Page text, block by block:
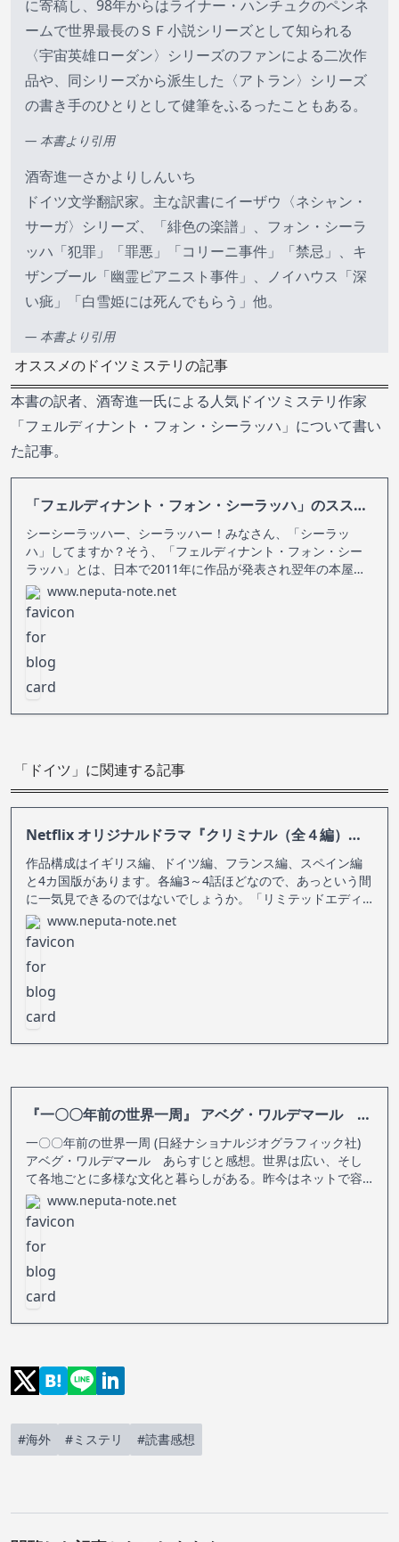
に寄稿し、98年からはライナー・ハンチュクのペンネ
ームで世界最長のＳＦ小説シリーズとして知られる
〈宇宙英雄ローダン〉シリーズのファンによる二次作
品や、同シリーズから派生した〈アトラン〉シリーズ
の書き手のひとりとして健筆をふるったこともある。
— 本書より引用
酒寄進一さかよりしんいち
ドイツ文学翻訳家。主な訳書にイーザウ〈ネシャン・
サーガ〉シリーズ、「緋色の楽譜」、フォン・シーラ
ッハ「犯罪」「罪悪」「コリーニ事件」「禁忌」、キ
ザンブール「幽霊ピアニスト事件」、ノイハウス「深
い疵」「白雪姫には死んでもらう」他。
— 本書より引用
オススメのドイツミステリの記事
本書の訳者、酒寄進一氏による人気ドイツミステリ作家
「フェルディナント・フォン・シーラッハ」について書い
た記事。
「フェルディナント・フォン・シーラッハ」のススメ（ドイツの人気ミステリ作家）
シーシーラッハー、シーラッハー！みなさん、「シーラッ
ハ」してますか？そう、「フェルディナント・フォン・シー
ラッハ」とは、日本で2011年に作品が発表され翌年の本屋大
賞をキッカケに大注目されたドイツの小説家です。私がシー
ラッハし始めたのは今年2021年。10年ほど遅れてのマイブー
ム到来なんてよくある話
www.neputa-note.net
「ドイツ」に関連する記事
Netflix オリジナルドラマ『クリミナル（全４編）』のススメ ～取調室を舞台に繰り広げる犯罪ミステリ～
作品構成はイギリス編、ドイツ編、フランス編、スペイン編
と4カ国版があります。各編3～4話ほどなので、あっという間
に一気見できるのではないでしょうか。「リミテッドエディ
ション」として登場した本作ですが、人気があったからかわ
かりませんが「イギリス編」のみシーズン2が2020年に公開さ
れています。
www.neputa-note.net
『一〇〇年前の世界一周』 アベグ・ワルデマール ～ドイツ人青年による100年前の世界の記録～ 【読書感想】【写真集】
一〇〇年前の世界一周 (日経ナショナルジオグラフィック社)
アベグ・ワルデマール あらすじと感想。世界は広い、そし
て各地ごとに多様な文化と暮らしがある。昨今はネットで容
易に世界の様子を知った気分になることができるが、本作で
受ける感慨はその比ではなかった。
www.neputa-note.net
#海外 #ミステリ #読書感想